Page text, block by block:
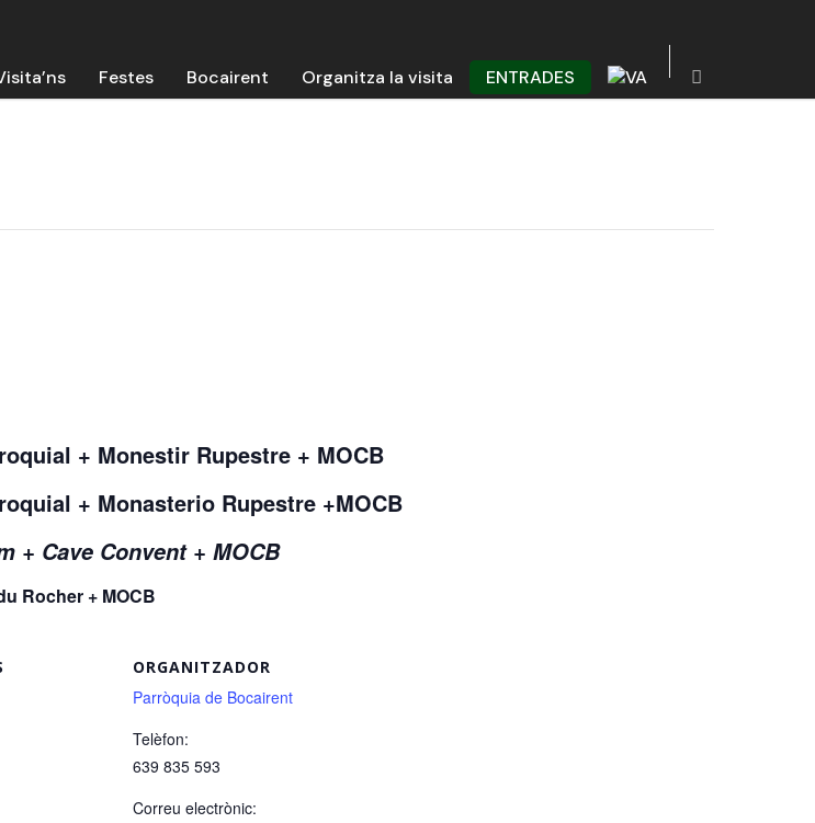
Festes Bocairent Organitza la visita ENTRADES
+ Monestir Rupestre + MOCB
+ Monasterio Rupestre +MOCB
+ Cave Convent + MOCB
Rocher + MOCB
ORGANITZADOR
Parròquia de Bocairent
Telèfon:
639 835 593
Correu electrònic: